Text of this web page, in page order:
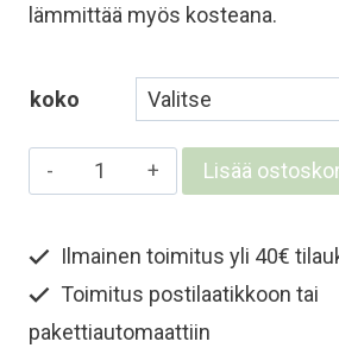
lämmittää myös kosteana.
koko
Lasten
ja
merinokypärämyssy
kasvosuojalla
-
Lisää
Ilmainen toimitus yli 40€
Toimitus postilaatikkoon tai
pakettiautomaattiin